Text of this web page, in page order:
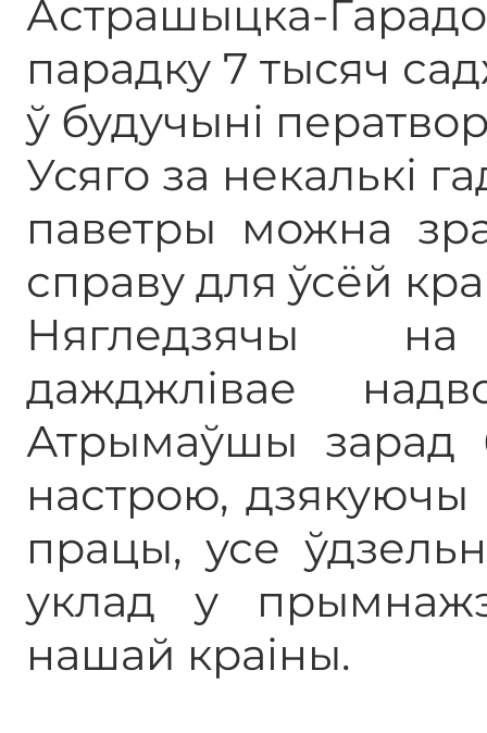
Астрашыцка-
парадку 7 тысяч
ў будучыні
Усяго за некалькі
паветры можна
справу для ўсёй
Нягледзячы
дажджлівае
Атрымаўшы зарад
настрою, дзякуючы
працы, усе
уклад у
нашай краіны.